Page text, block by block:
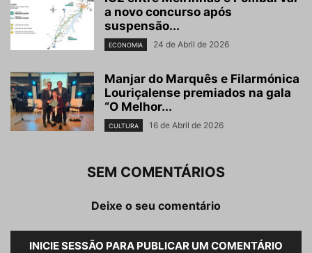
a novo concurso após
suspensão...
ECONOMIA 24 de Abril de 2026
Manjar do Marquês e Filarmónica
Louriçalense premiados na gala
“O Melhor...
CULTURA 16 de Abril de 2026
SEM COMENTÁRIOS
Deixe o seu comentário
INICIE SESSÃO PARA PUBLICAR UM COMENTÁRIO